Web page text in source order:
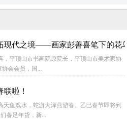
现代之境——画家彭善喜笔下的花
，平顶山市书画院原院长，平顶山市美术家协
会会员，国...
啦！
天鱼戏水，蛇游大泽燕游春。乙巳春节即将到
备足年货，新...